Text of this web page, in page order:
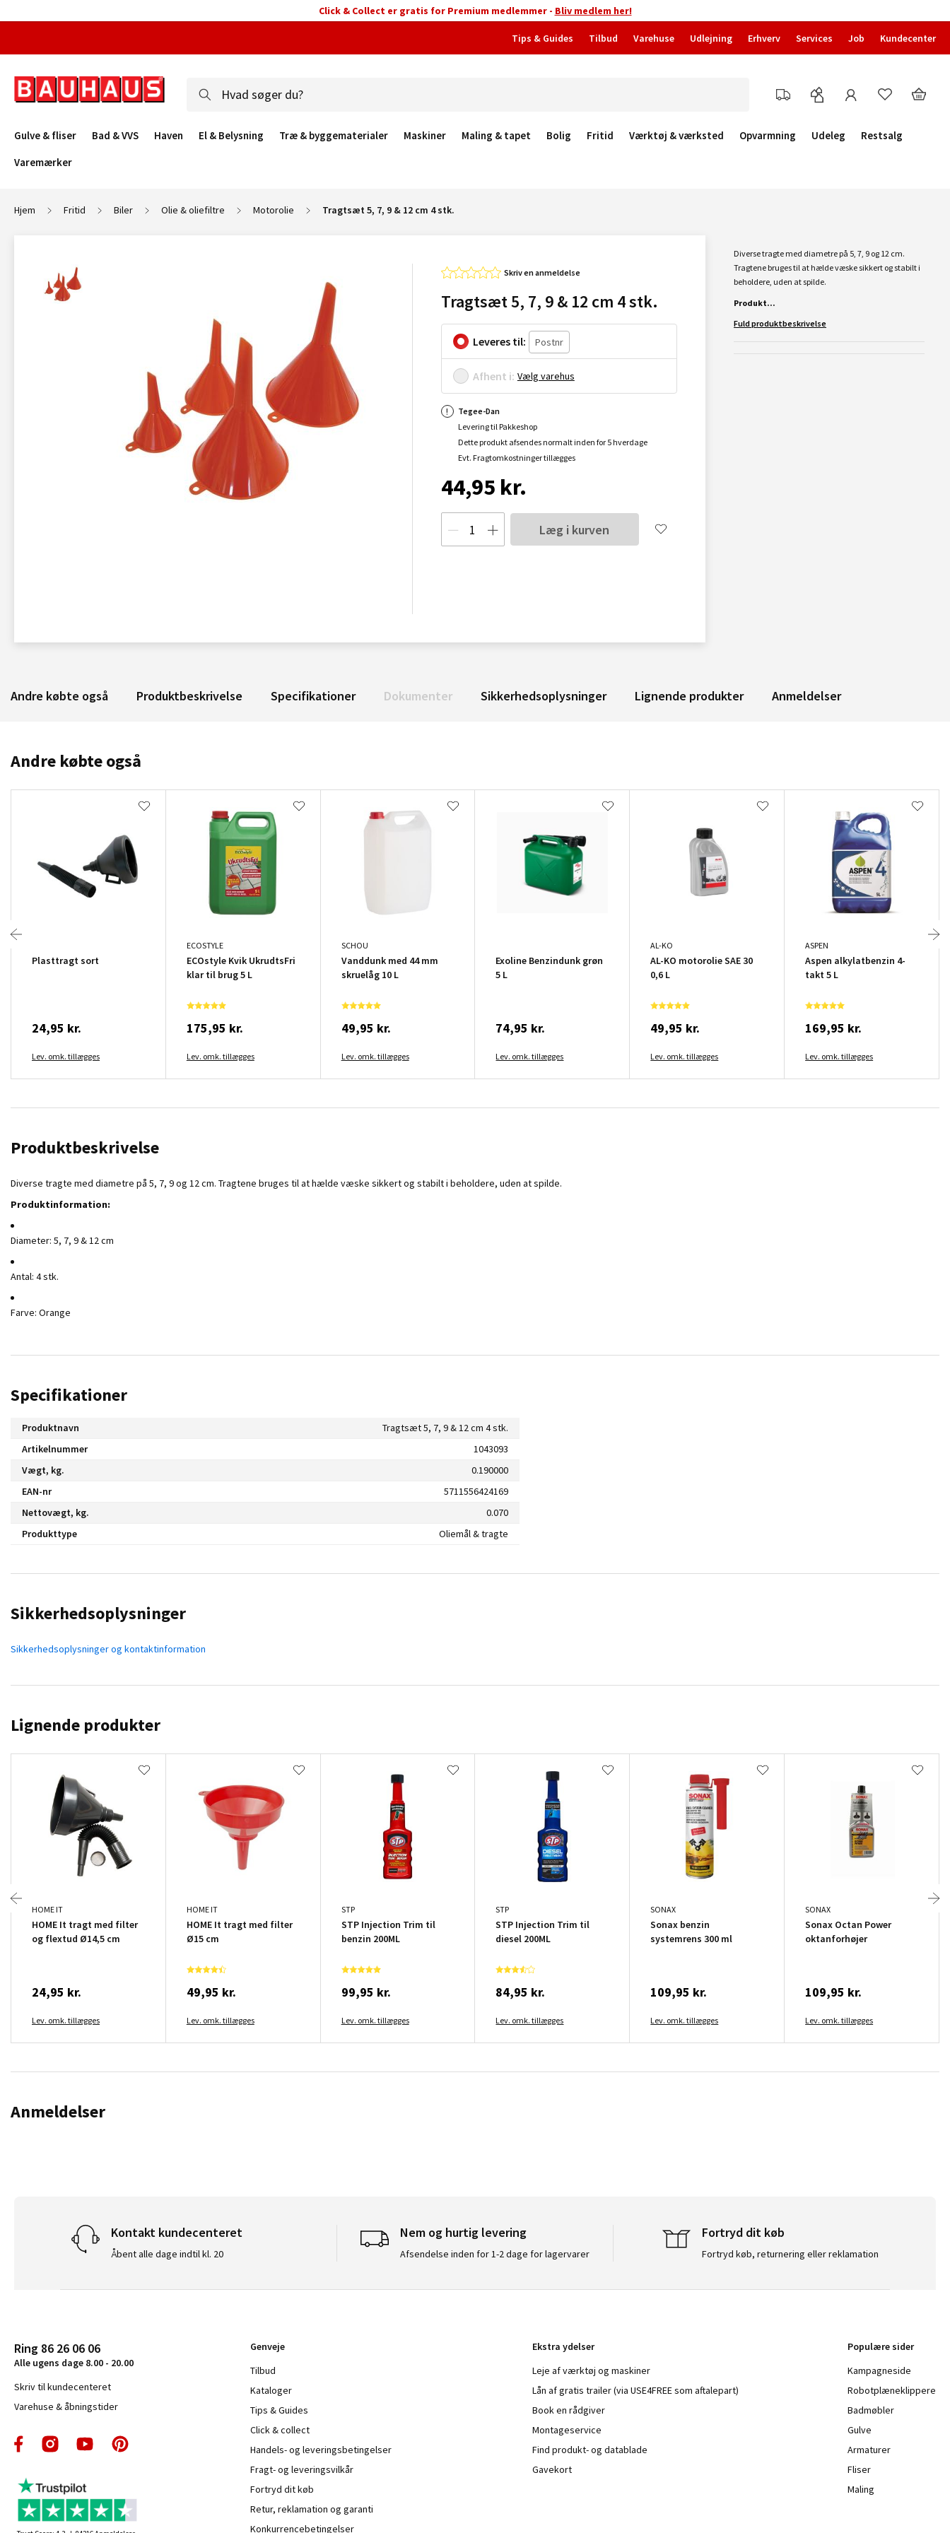
Click & Collect er gratis for Premium medlemmer - Bliv medlem her!
Tips & Guides Tilbud Varehuse Udlejning Erhverv Services Job Kundecenter
Gulve & fliser Bad & VVS Haven El & Belysning Træ & byggematerialer Maskiner Maling & tapet Bolig Fritid Værktøj & værksted Opvarmning Udeleg
Restsalg
Varemærker
Hjem Fritid Biler Olie & oliefiltre Motorolie Tragtsæt 5, 7, 9 & 12 cm 4 stk.
Skriv en anmeldelse
Tragtsæt 5, 7, 9 & 12 cm 4 stk.
Leveres til:
Afhent i: Vælg varehus
Tegee-Dan
Levering til Pakkeshop
Dette produkt afsendes normalt inden for 5 hverdage
Evt. Fragtomkostninger tillægges
44,95 kr.
Læg i kurven
Diverse tragte med diametre på 5, 7, 9 og 12 cm.
Tragtene bruges til at hælde væske sikkert og stabilt i
beholdere, uden at spilde.
Produkt...
Fuld produktbeskrivelse
Andre købte også Produktbeskrivelse Specifikationer Dokumenter Sikkerhedsoplysninger Lignende produkter Anmeldelser
Andre købte også
Plasttragt sort
24,95 kr.
Lev. omk. tillægges
ECOSTYLE
ECOstyle Kvik UkrudtsFri
klar til brug 5 L
175,95 kr.
Lev. omk. tillægges
SCHOU
Vanddunk med 44 mm
skruelåg 10 L
49,95 kr.
Lev. omk. tillægges
Exoline Benzindunk grøn
5 L
74,95 kr.
Lev. omk. tillægges
AL-KO
AL-KO motorolie SAE 30
0,6 L
49,95 kr.
Lev. omk. tillægges
ASPEN
Aspen alkylatbenzin 4-
takt 5 L
169,95 kr.
Lev. omk. tillægges
Produktbeskrivelse
Diverse tragte med diametre på 5, 7, 9 og 12 cm. Tragtene bruges til at hælde væske sikkert og stabilt i beholdere, uden at spilde.
Produktinformation:
Diameter: 5, 7, 9 & 12 cm
Antal: 4 stk.
Farve: Orange
Specifikationer
Produktnavn
Tragtsæt 5, 7, 9 & 12 cm 4 stk.
Artikelnummer
1043093
Vægt, kg.
0.190000
EAN-nr
5711556424169
Nettovægt, kg.
0.070
Produkttype
Oliemål & tragte
Sikkerhedsoplysninger
Sikkerhedsoplysninger og kontaktinformation
Lignende produkter
HOME IT
HOME It tragt med filter
og flextud Ø14,5 cm
24,95 kr.
Lev. omk. tillægges
HOME IT
HOME It tragt med filter
Ø15 cm
49,95 kr.
Lev. omk. tillægges
STP
STP Injection Trim til
benzin 200ML
99,95 kr.
Lev. omk. tillægges
STP
STP Injection Trim til
diesel 200ML
84,95 kr.
Lev. omk. tillægges
SONAX
Sonax benzin
systemrens 300 ml
109,95 kr.
Lev. omk. tillægges
SONAX
Sonax Octan Power
oktanforhøjer
109,95 kr.
Lev. omk. tillægges
Anmeldelser
Kontakt kundecenteret
Åbent alle dage indtil kl. 20
Nem og hurtig levering
Afsendelse inden for 1-2 dage for lagervarer
Fortryd dit køb
Fortryd køb, returnering eller reklamation
Ring 86 26 06 06
Alle ugens dage 8.00 - 20.00
Skriv til kundecenteret
Varehuse & åbningstider
Genveje
Tilbud
Kataloger
Tips & Guides
Click & collect
Handels- og leveringsbetingelser
Fragt- og leveringsvilkår
Fortryd dit køb
Retur, reklamation og garanti
Konkurrencebetingelser
Ekstra ydelser
Leje af værktøj og maskiner
Lån af gratis trailer (via USE4FREE som aftalepart)
Book en rådgiver
Montageservice
Find produkt- og datablade
Gavekort
Populære sider
Kampagneside
Robotplæneklippere
Badmøbler
Gulve
Armaturer
Fliser
Maling